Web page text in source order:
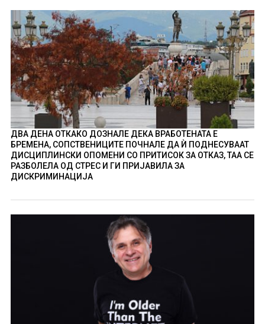
ДВА ДЕНА ОТКАКО ДОЗНАЛЕ ДЕКА ВРАБОТЕНАТА Е
БРЕМЕНА, СОПСТВЕНИЦИТЕ ПОЧНАЛЕ ДА Ѝ ПОДНЕСУВААТ
ДИСЦИПЛИНСКИ ОПОМЕНИ СО ПРИТИСОК ЗА ОТКАЗ, ТАА СЕ
РАЗБОЛЕЛА ОД СТРЕС И ГИ ПРИЈАВИЛА ЗА
ДИСКРИМИНАЦИЈА